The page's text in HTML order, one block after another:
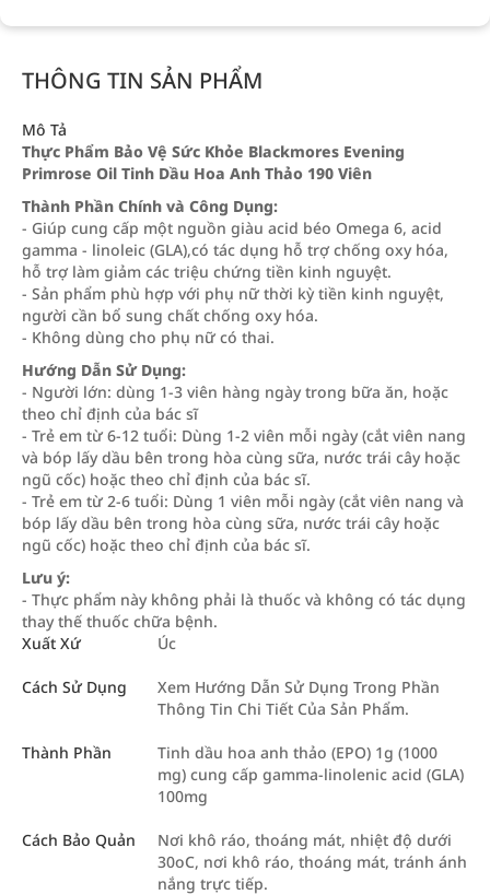
THÔNG TIN SẢN PHẨM
Mô Tả
Thực Phẩm Bảo Vệ Sức Khỏe Blackmores Evening
Primrose Oil Tinh Dầu Hoa Anh Thảo 190 Viên
Thành Phần Chính và Công Dụng:
- Giúp cung cấp một nguồn giàu acid béo Omega 6, acid
gamma - linoleic (GLA),có tác dụng hỗ trợ chống oxy hóa,
hỗ trợ làm giảm các triệu chứng tiền kinh nguyệt.
- Sản phẩm phù hợp với phụ nữ thời kỳ tiền kinh nguyệt,
người cần bổ sung chất chống oxy hóa.
- Không dùng cho phụ nữ có thai.
Hướng Dẫn Sử Dụng:
- Người lớn: dùng 1-3 viên hàng ngày trong bữa ăn, hoặc
theo chỉ định của bác sĩ
- Trẻ em từ 6-12 tuổi: Dùng 1-2 viên mỗi ngày (cắt viên nang
và bóp lấy dầu bên trong hòa cùng sữa, nước trái cây hoặc
ngũ cốc) hoặc theo chỉ định của bác sĩ.
- Trẻ em từ 2-6 tuổi: Dùng 1 viên mỗi ngày (cắt viên nang và
bóp lấy dầu bên trong hòa cùng sữa, nước trái cây hoặc
ngũ cốc) hoặc theo chỉ định của bác sĩ.
Lưu ý:
- Thực phẩm này không phải là thuốc và không có tác dụng
thay thế thuốc chữa bệnh.
Xuất Xứ
Úc
Cách Sử Dụng
Xem Hướng Dẫn Sử Dụng Trong Phần
Thông Tin Chi Tiết Của Sản Phẩm.
Thành Phần
Tinh dầu hoa anh thảo (EPO) 1g (1000
mg) cung cấp gamma-linolenic acid (GLA)
100mg
Cách Bảo Quản
Nơi khô ráo, thoáng mát, nhiệt độ dưới
30oC, nơi khô ráo, thoáng mát, tránh ánh
nắng trực tiếp.